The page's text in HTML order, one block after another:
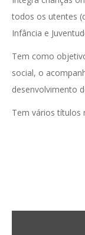
todos os utentes
Infância e
Tem como
social, o
desenvolvimento
Tem vários títulos